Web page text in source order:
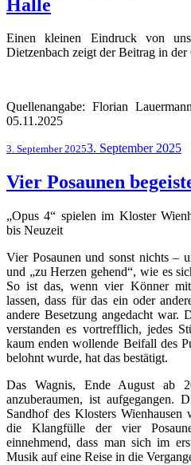
Halle
Einen kleinen Eindruck von
Dietzenbach zeigt der Beitrag in der
Quellenangabe: Florian
05.11.2025
Veröffentlicht
3. September 20253. September 2025
Vier Posaunen
„Opus 4“ spielen im Kloster
bis Neuzeit
Vier Posaunen und sonst nichts –
und „zu Herzen gehend“, wie es
So ist das, wenn vier Könner mit
lassen, dass für das ein oder
andere Besetzung angedacht
verstanden es vortrefflich, jedes
kaum enden wollende Beifall des
belohnt wurde, hat das bestätigt.
Das Wagnis, Ende August ab
anzuberaumen, ist aufgegangen.
Sandhof des Klosters Wienhausen
die Klangfülle der vier
einnehmend, dass man sich im
Musik auf eine Reise in die